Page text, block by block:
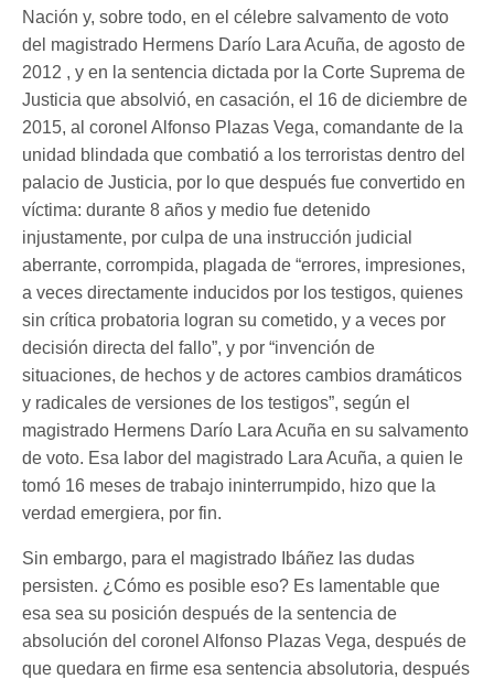
Nación y, sobre todo, en el célebre salvamento de voto
del magistrado Hermens Darío Lara Acuña, de agosto de
2012 , y en la sentencia dictada por la Corte Suprema de
Justicia que absolvió, en casación, el 16 de diciembre de
2015, al coronel Alfonso Plazas Vega, comandante de la
unidad blindada que combatió a los terroristas dentro del
palacio de Justicia, por lo que después fue convertido en
víctima: durante 8 años y medio fue detenido
injustamente, por culpa de una instrucción judicial
aberrante, corrompida, plagada de “errores, impresiones,
a veces directamente inducidos por los testigos, quienes
sin crítica probatoria logran su cometido, y a veces por
decisión directa del fallo”, y por “invención de
situaciones, de hechos y de actores cambios dramáticos
y radicales de versiones de los testigos”, según el
magistrado Hermens Darío Lara Acuña en su salvamento
de voto. Esa labor del magistrado Lara Acuña, a quien le
tomó 16 meses de trabajo ininterrumpido, hizo que la
verdad emergiera, por fin.
Sin embargo, para el magistrado Ibáñez las dudas
persisten. ¿Cómo es posible eso? Es lamentable que
esa sea su posición después de la sentencia de
absolución del coronel Alfonso Plazas Vega, después de
que quedara en firme esa sentencia absolutoria, después